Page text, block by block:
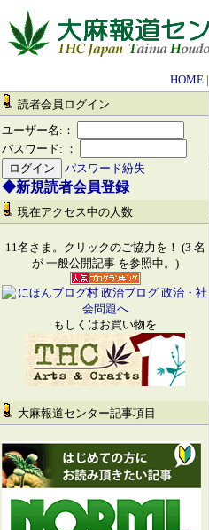
HOME|
読者会員ログイン
ユーザー名:：
パスワード: ：
パスワード紛失
◆新規読者会員登録
現在アクセス中の人数
11名さま。クリックのご協力を！ (3 名
が 一般公開記事 を参照中。)
もしくはお買い物を
大麻報道センター記事項目